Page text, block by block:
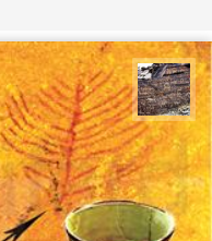
محمد ناصری فرد